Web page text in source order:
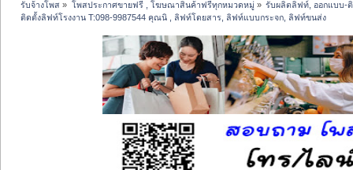
รับจ้างโพส » โพสประกาศขายฟรี , โฆษณาสินค้าฟรีทุกหมวดหมู่» รับผลิตลิฟท์, ออกแบบ-
ติดตั้งลิฟท์โรงงาน T:098-9987544 คุณนิ , ลิฟท์โดยสาร, ลิฟท์แบบกระจก, ลิฟท์ขนส่ง